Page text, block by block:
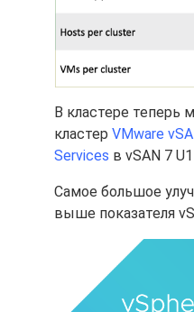
В кластере теперь
кластер VMware
Services в vSAN 7 U1
Самое большое
выше показателя